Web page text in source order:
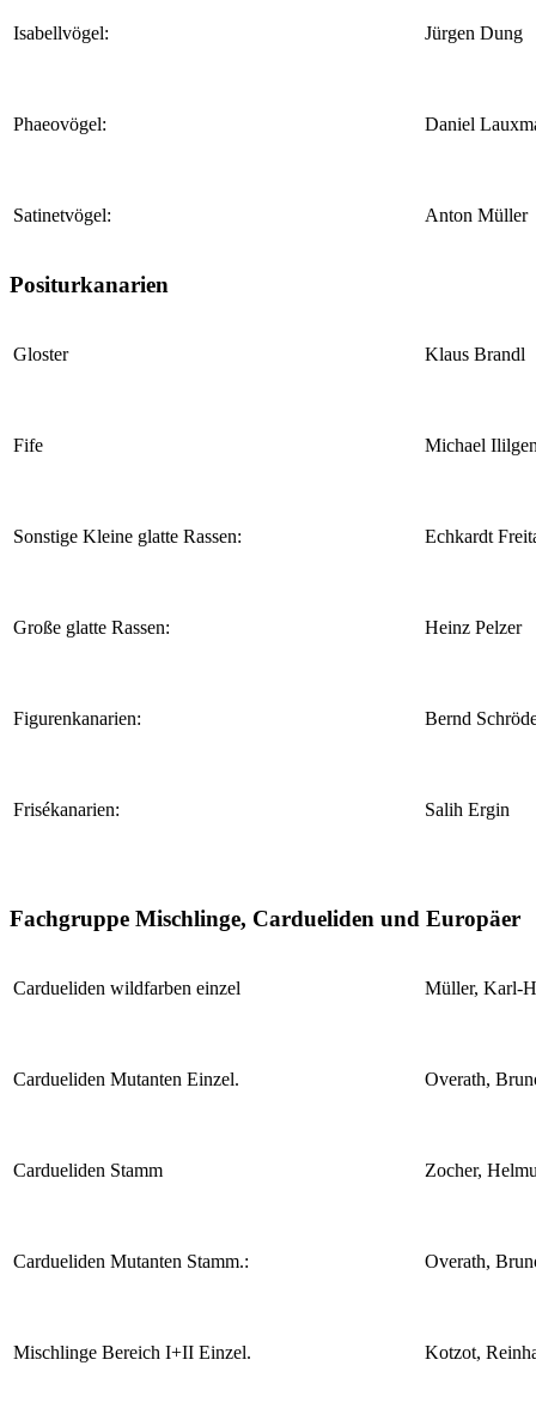
Isabellvögel: Jürgen Dung
Phaeovögel: Daniel
Satinetvögel: Anton Müller
Positurkanarien
Gloster Klaus Brandl
Fife Michael
Sonstige Kleine glatte Rassen: Echkardt
Große glatte Rassen: Heinz Pelzer
Figurenkanarien: Bernd
Frisékanarien: Salih Ergin
Fachgruppe Mischlinge, Cardueliden und Europäer
Cardueliden wildfarben einzel Müller, Karl-
Cardueliden Mutanten Einzel. Overath,
Cardueliden Stamm Zocher,
Cardueliden Mutanten Stamm.: Overath,
Mischlinge Bereich I+II Einzel. Kotzot,